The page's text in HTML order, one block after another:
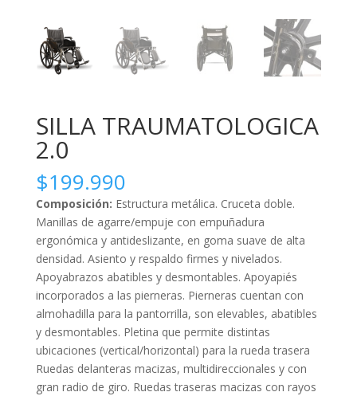
SILLA TRAUMATOLOGICA
2.0
$199.990
Composición: Estructura metálica. Cruceta doble.
Manillas de agarre/empuje con empuñadura
ergonómica y antideslizante, en goma suave de alta
densidad. Asiento y respaldo firmes y nivelados.
Apoyabrazos abatibles y desmontables. Apoyapiés
incorporados a las pierneras. Pierneras cuentan con
almohadilla para la pantorrilla, son elevables, abatibles
y desmontables. Pletina que permite distintas
ubicaciones (vertical/horizontal) para la rueda trasera
Ruedas delanteras macizas, multidireccionales y con
gran radio de giro. Ruedas traseras macizas con rayos